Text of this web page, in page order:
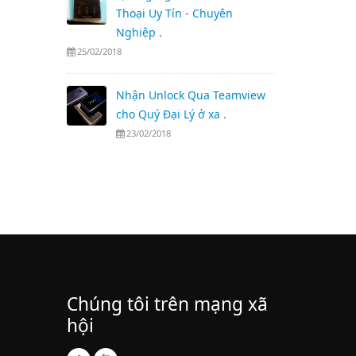
Thoại Uy Tín - Chuyên
Nghiệp .
25/02/2018
Nhận Unlock Qua Teamview
cho Quý Đại Lý ở xa .
23/02/2018
Chúng tôi trên mạng xã
hội